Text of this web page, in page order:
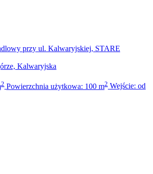
przy ul. Kalwaryjskiej, STARE
Kalwaryjska
2 Powierzchnia użytkowa: 100 m2 Wejście: od